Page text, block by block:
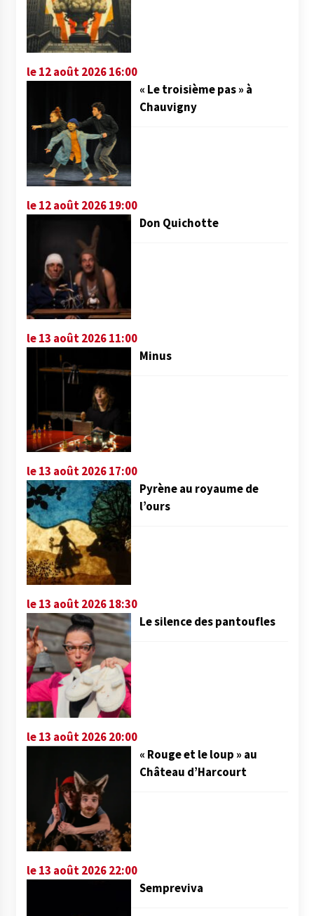
le 12 août 2026 16:00
« Le troisième pas » à
Chauvigny
le 12 août 2026 19:00
Don Quichotte
le 13 août 2026 11:00
Minus
le 13 août 2026 17:00
Pyrène au royaume de
l’ours
le 13 août 2026 18:30
Le silence des pantoufles
le 13 août 2026 20:00
« Rouge et le loup » au
Château d’Harcourt
le 13 août 2026 22:00
Sempreviva